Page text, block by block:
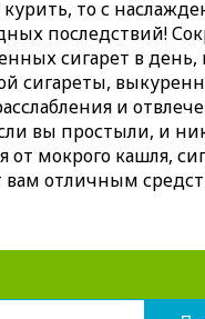
то с
последствий!
сигарет в
сигареты,
и
вы простыли, и
от мокрого кашля,
отличным